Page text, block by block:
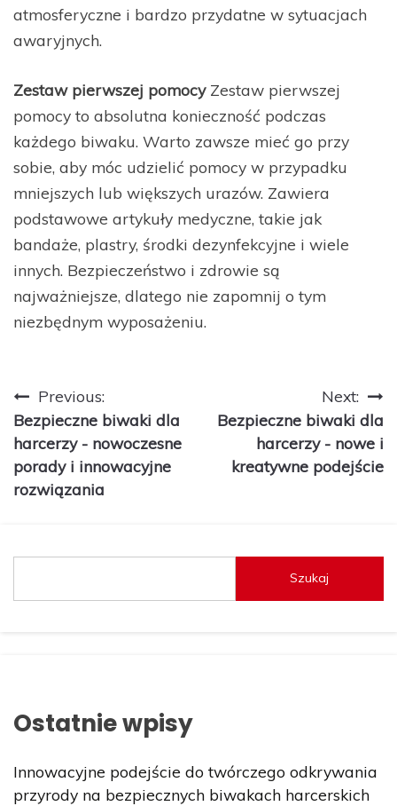
atmosferyczne i bardzo przydatne w sytuacjach
awaryjnych.
Zestaw pierwszej pomocyZestaw pierwszej
pomocy to absolutna konieczność podczas
każdego biwaku. Warto zawsze mieć go przy
sobie, aby móc udzielić pomocy w przypadku
mniejszych lub większych urazów. Zawiera
podstawowe artykuły medyczne, takie jak
bandaże, plastry, środki dezynfekcyjne i wiele
innych. Bezpieczeństwo i zdrowie są
najważniejsze, dlatego nie zapomnij o tym
niezbędnym wyposażeniu.
Nawigacja
wpisu
Previous:
Bezpieczne biwaki dla
harcerzy - nowoczesne
porady i innowacyjne
rozwiązania
Next:
Bezpieczne biwaki dla
harcerzy - nowe i
kreatywne podejście
Szukaj
Ostatnie wpisy
Innowacyjne podejście do twórczego odkrywania
przyrody na bezpiecznych biwakach harcerskich